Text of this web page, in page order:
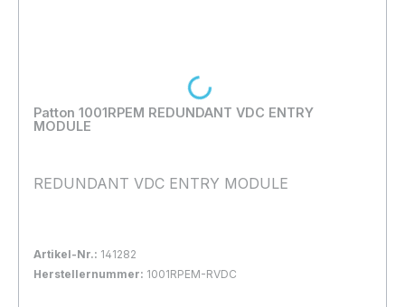
Patton 1001RPEM REDUNDANT VDC ENTRY
MODULE
REDUNDANT VDC ENTRY MODULE
Artikel-Nr.: 141282
Herstellernummer: 1001RPEM-RVDC
Loading...